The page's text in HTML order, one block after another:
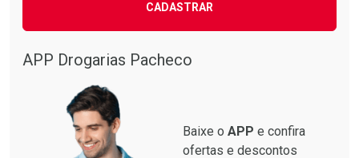
CADASTRAR
APP Drogarias Pacheco
Baixe o APP e confira
ofertas e descontos